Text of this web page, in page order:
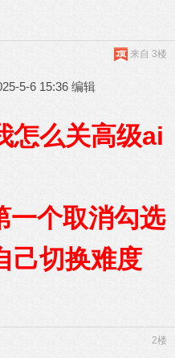
来自 3楼
5-6 15:36 编辑
怎么关高级ai
一个取消勾选
己切换难度
2楼